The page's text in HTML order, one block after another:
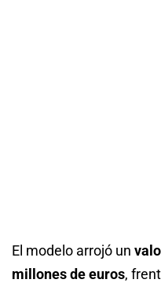
El modelo arrojó un
millones de euros,